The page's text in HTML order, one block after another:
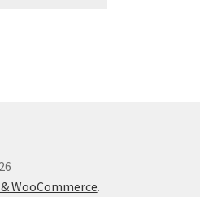
WooCommerce.